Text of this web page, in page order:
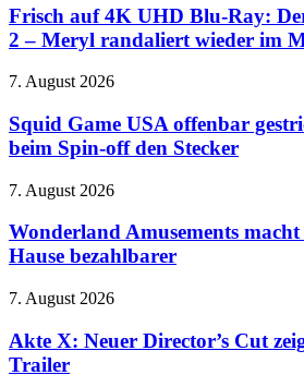
ordnet
Änderungen
bei
Facebook
Instagram
an
4K
UHD
Blu-
Der
trägt
Prada
–
randaliert
wieder
im
Frisch auf 4K UHD Blu-Ray:
2 – Meryl randaliert wieder im
Squid
USA
offenbar
gestrichen:
zieht
Spin-
off
Stecker
7. August 2026
Squid Game USA offenbar
beim Spin-off den Stecker
Wonderland
macht
echte
Flipper
zu
bezahlbarer
7. August 2026
Wonderland Amusements
Hause bezahlbarer
Akte
Neuer
Director’s
Cut
7. August 2026
Akte X: Neuer Director’s Cut
Trailer